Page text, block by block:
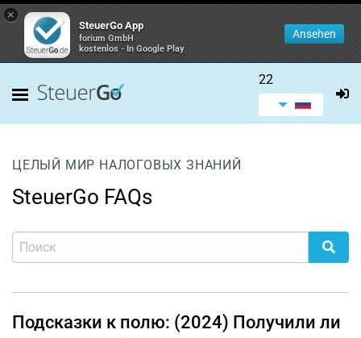
×
SteuerGo App
forium GmbH
kostenlos - In Google Play
Ansehen
22
ЦЕЛЫЙ МИР НАЛОГОВЫХ ЗНАНИЙ
SteuerGo FAQs
Подсказки к полю: (2024) Получили ли